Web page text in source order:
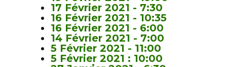
17 Février 2021 - 7:30
16 Février 2021 - 10:35
16 Février 2021 - 6:00
14 Février 2021 - 7:00
5 Février 2021 - 11:00
5 Février 2021 : 10:00